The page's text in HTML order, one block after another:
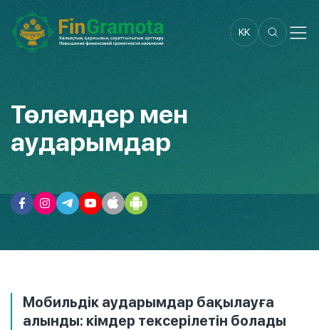
KK
Төлемдер мен
аударымдар
Мобильдік аударымдар бақылауға
алынды: кімдер тексерілетін болады